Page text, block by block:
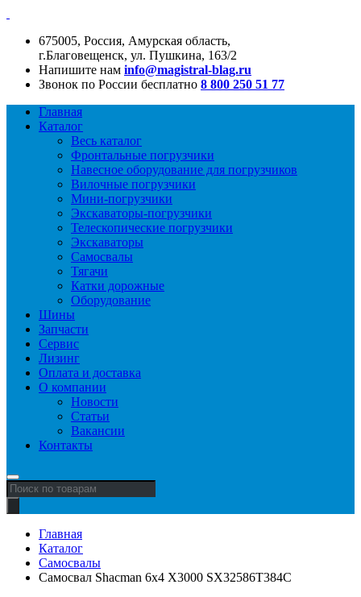
675005, Россия, Амурская область,
г.Благовещенск, ул. Пушкина, 163/2
Напишите нам info@magistral-blag.ru
Звонок по России бесплатно 8 800 250 51 77
Главная
Каталог
Весь каталог
Фронтальные погрузчики
Навесное оборудование для погрузчиков
Вилочные погрузчики
Мини-погрузчики
Экскаваторы-погрузчики
Телескопические погрузчики
Экскаваторы
Самосвалы
Тягачи
Катки дорожные
Оборудование
Шины
Запчасти
Сервис
Лизинг
Оплата и доставка
О компании
Новости
Статьи
Вакансии
Контакты
Поиск
товаров
Главная
Каталог
Самосвалы
Самосвал Shacman 6x4 X3000 SX32586T384С